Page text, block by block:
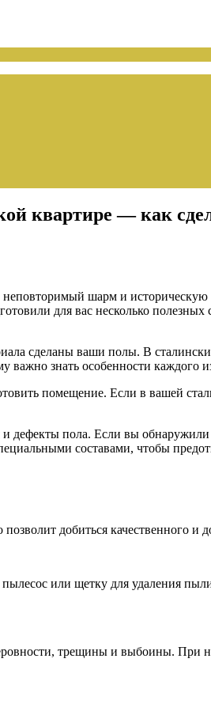
квартире — как
шарм и историческую
для вас несколько
сделаны ваши полы. В
важно знать особенности каждого
помещение. Если в вашей
дефекты пола. Если вы
составами, чтобы
добиться качественного и
или щетку для удаления
трещины и выбоины. При